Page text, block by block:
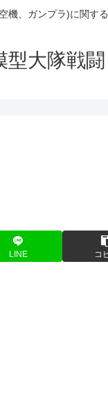
機、ガンプラ)に関す
型大隊戦
LINE コ